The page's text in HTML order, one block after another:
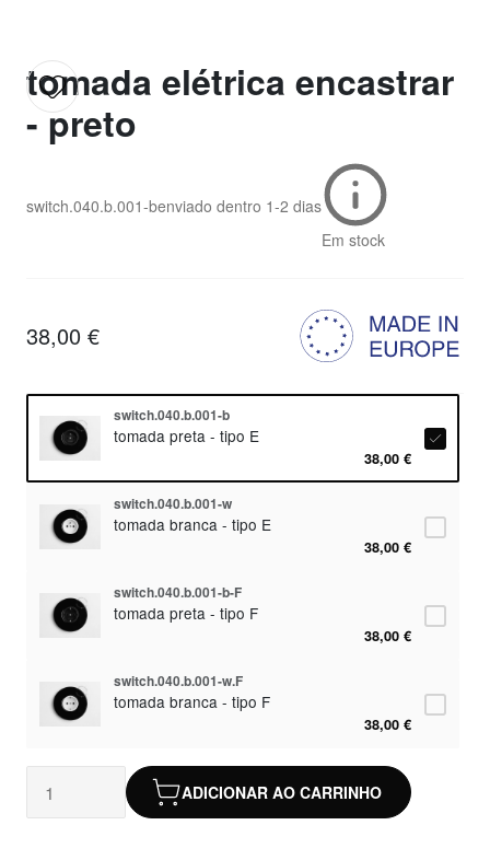
tomada elétrica encastrar
- preto
switch.040.b.001-benviado dentro 1-2 dias
Em stock
38,00 €
switch.040.b.001-b
tomada preta - tipo E
38,00 €
switch.040.b.001-w
tomada branca - tipo E
38,00 €
switch.040.b.001-b-F
tomada preta - tipo F
38,00 €
switch.040.b.001-w.F
tomada branca - tipo F
38,00 €
ADICIONAR AO CARRINHO